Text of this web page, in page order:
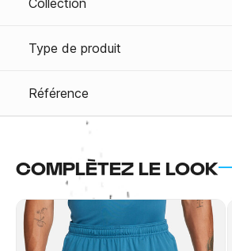
Collection
Type de produit
Référence
COMPLÈTEZ LE LOOK